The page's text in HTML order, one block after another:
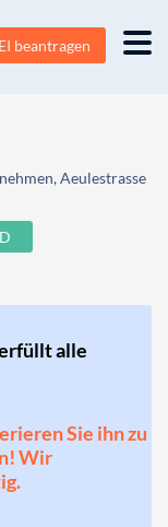
beantragen
Aeulestrasse
alle
Sie ihn zu
Wir